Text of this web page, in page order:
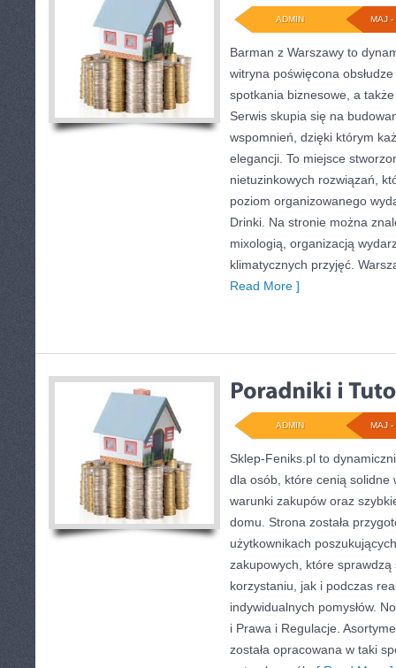
MAJ -
ADMIN
Barman z Warszawy to
witryna poświęcona
spotkania biznesowe, a
Serwis skupia się na
wspomnień, dzięki którym
elegancji. To miejsce
nietuzinkowych rozwiązań,
poziom organizowanego
Drinki. Na stronie można
mixologią, organizacją
klimatycznych przyjęć.
Read More ]
MAJ -
ADMIN
Sklep-Feniks.pl to
dla osób, które cenią solidne
warunki zakupów oraz
domu. Strona została
użytkownikach
zakupowych, które
korzystaniu, jak i podczas
indywidualnych pomysłów.
i Prawa i Regulacje.
została opracowana w taki